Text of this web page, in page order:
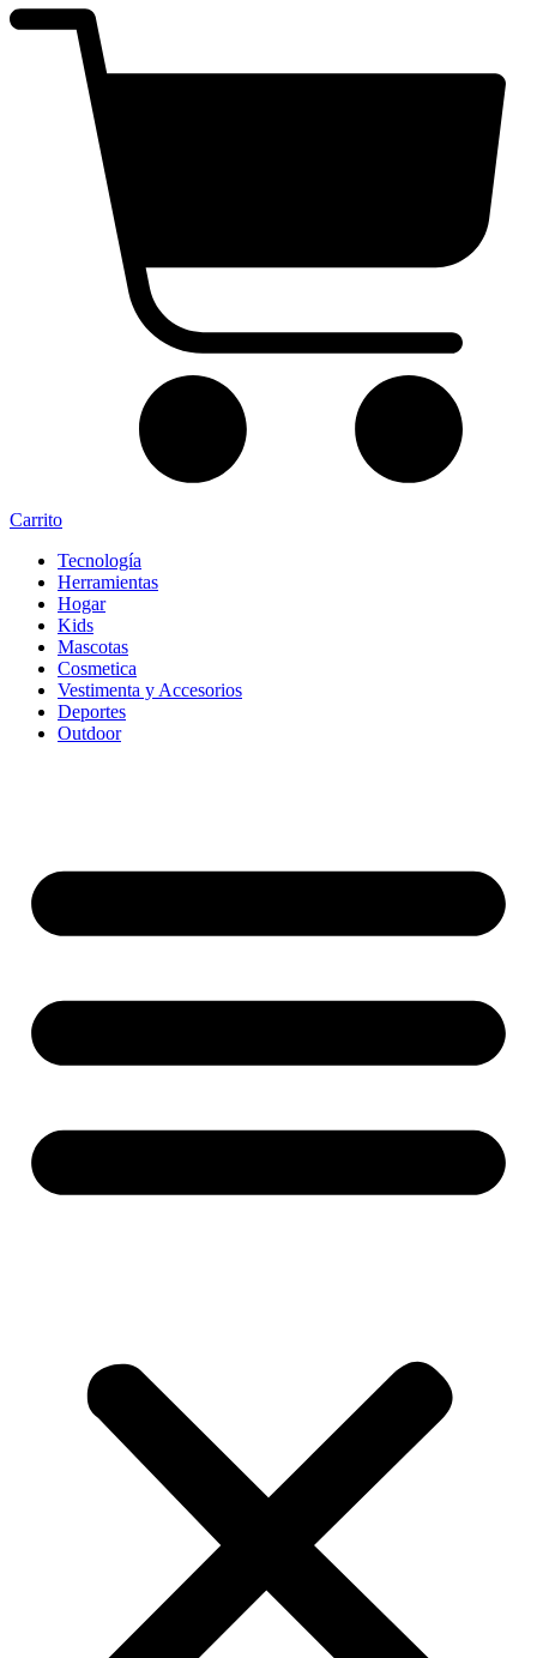
Carrito
Tecnología
Herramientas
Hogar
Kids
Mascotas
Cosmetica
Vestimenta y Accesorios
Deportes
Outdoor